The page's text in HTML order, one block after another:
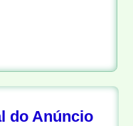
do Anúncio